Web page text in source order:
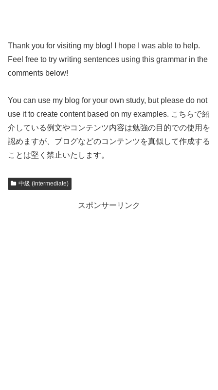
Thank you for visiting my blog! I hope I was able to help.
Feel free to try writing sentences using this grammar in the
comments below!
You can use my blog for your own study, but please do not
use it to create content based on my examples. こちらで紹
介している例文やコンテンツ内容は勉強の目的での使用を
認めますが、ブログなどのコンテンツを真似して作成する
ことは堅く禁止いたします。
中級 (intermediate)
スポンサーリンク